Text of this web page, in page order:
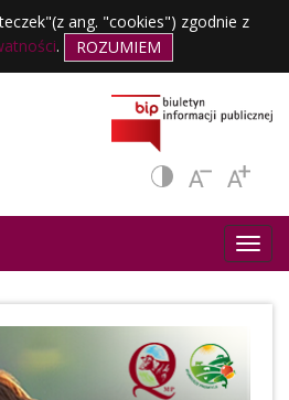
ang. "cookies") zgodnie z
. ROZUMIEM